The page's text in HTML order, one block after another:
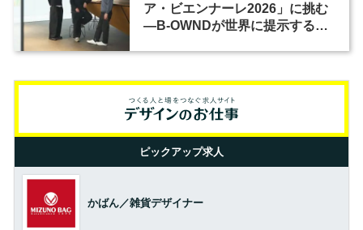
ア・ビエンナーレ2026」に挑む
―B-OWNDが世界に提示する美
ピックアップ求人
かばん／雑貨デザイナー